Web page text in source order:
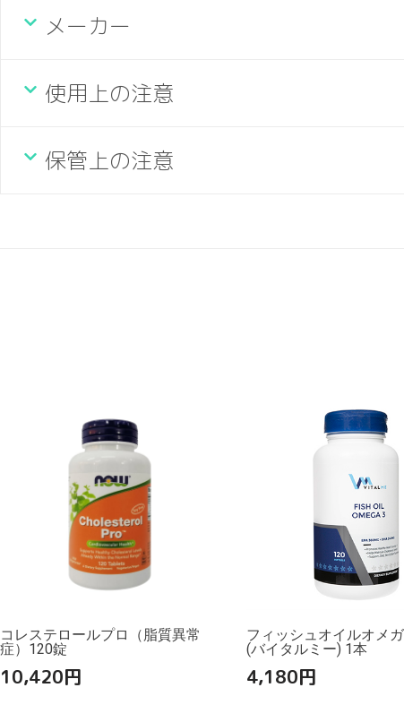
メーカー
使用上の注意
保管上の注意
コレステロールプロ（脂質異常
症）120錠
10,420円
フィッシュオイルオメ
(バイタルミー) 1本
4,180円